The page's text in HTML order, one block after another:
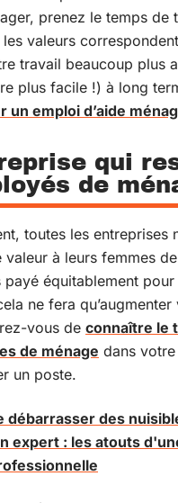
prenez le temps de
valeurs
travail beaucoup plus
plus facile !) à long
un emploi d’aide
qui
de
toutes les entreprises
valeur à leurs femmes
payé équitablement
ne fera qu’augmenter
vous de connaître le
de ménage dans
un poste.
débarrasser des
expert : les atouts